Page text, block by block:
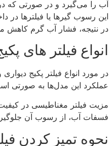
آب را می‌گیرد و در صورتی که
این رسوب گیرها یا فیلترها در
در نتیجه، فشار آب گرم کاهش
انواع فیلتر های
در مورد انواع فیلتر پکیج
عملکرد این مدل‌ها به صورتی
مزیت فیلتر مغناطیسی در
فسفات آب، از رسوب آن
نحوه تمیز کردن